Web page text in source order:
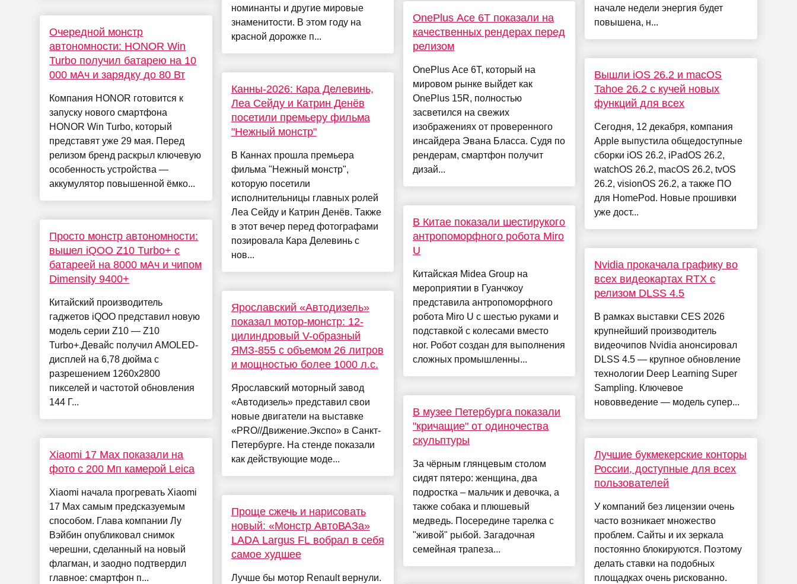
Очередной монстр
автономности: HONOR Win
Turbo получил батарею на 10
000 мАч и зарядку до 80 Вт
Компания HONOR готовится к
запуску нового смартфона
HONOR Win Turbo, который
представят уже 29 мая. Перед
релизом бренд раскрыл ключевую
особенность устройства —
аккумулятор повышенной ёмко...
Просто монстр автономности:
вышел iQOO Z10 Turbo+ с
батареей на 8000 мАч и чипом
Dimensity 9400+
Китайский производитель
гаджетов iQOO представил новую
модель серии Z10 — Z10
Turbo+.Девайс получил AMOLED-
дисплей на 6,78 дюйма с
разрешением 1260х2800
пикселей и частотой обновления
144 Г...
Xiaomi 17 Max показали на
фото с 200 Мп камерой Leica
Xiaomi начала прогревать Xiaomi
17 Max самым предсказуемым
способом. Глава компании Лу
Вэйбин опубликовал снимок
черешни, сделанный на новый
флагман, и заодно подтвердил
главное: смартфон п...
номинанты и другие мировые
знаменитости. В этом году на
красной дорожке п...
Канны-2026: Кара Делевинь,
Леа Сейду и Катрин Денёв
посетили премьеру фильма
"Нежный монстр"
В Каннах прошла премьера
фильма "Нежный монстр",
которую посетили
исполнительницы главных ролей
Леа Сейду и Катрин Денёв. Также
в этот вечер перед фотографами
позировала Кара Делевинь с
нов...
Ярославский «Автодизель»
показал мотор-монстр: 12-
цилиндровый V-образный
ЯМЗ-855 с объемом 26 литров
и мощностью более 1000 л.с.
Ярославский моторный завод
«Автодизель» представил свои
новые двигатели на выставке
«PRO//Движение.Экспо» в Санкт-
Петербурге. На стенде показали
как действующие моде...
Проще сжечь и нарисовать
новый: «Монстр АвтоВАЗа»
LADA Largus FL вобрал в себя
самое худшее
Лучше бы мотор Renault вернули.
OnePlus Ace 6T показали на
качественных рендерах перед
релизом
OnePlus Ace 6T, который на
мировом рынке выйдет как
OnePlus 15R, полностью
засветился на свежих
изображениях от проверенного
инсайдера Эвана Бласса. Судя по
рендерам, смартфон получит
дизай...
В Китае показали шестирукого
антропоморфного робота Miro
U
Китайская Midea Group на
мероприятии в Гуанчжоу
представила антропоморфного
робота Miro U с шестью руками и
подставкой с колесами вместо
ног. Робот создан для выполнения
сложных промышленны...
В музее Петербурга показали
"кричащие" от одиночества
скульптуры
За чёрным глянцевым столом
сидят пятеро: женщина, два
подростка – мальчик и девочка, а
также собака и плюшевый
медведь. Посередине тарелка с
"живой" рыбой. Загадочная
семейная трапеза...
начале недели энергия будет
повышена, н...
Вышли iOS 26.2 и macOS
Tahoe 26.2 с кучей новых
функций для всех
Сегодня, 12 декабря, компания
Apple выпустила общедоступные
сборки iOS 26.2, iPadOS 26.2,
watchOS 26.2, macOS 26.2, tvOS
26.2, visionOS 26.2, а также ПО
для HomePod. Новые прошивки
уже дост...
Nvidia прокачала графику во
всех видеокартах RTX с
релизом DLSS 4.5
В рамках выставки CES 2026
крупнейший производитель
видеочипов Nvidia анонсировал
DLSS 4.5 — крупное обновление
технологии Deep Learning Super
Sampling. Ключевое
нововведение — модель супер...
Лучшие букмекерские конторы
России, доступные для всех
пользователей
У компаний без лицензии очень
часто возникает множество
проблем. Сайты и их зеркала
постоянно блокируются. Поэтому
делать ставки на подобных
площадках очень рискованно.